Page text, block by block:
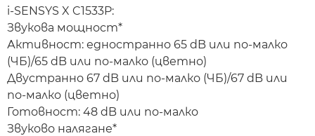
i-SENSYS X C1533P:
Звукова мощност*
Активност: едностранно 65 dB или по-малко
(ЧБ)/65 dB или по-малко (цветно)
Двустранно 67 dB или по-малко (ЧБ)/67 dB или
по-малко (цветно)
Готовност: 48 dB или по-малко
Звуково налягане*